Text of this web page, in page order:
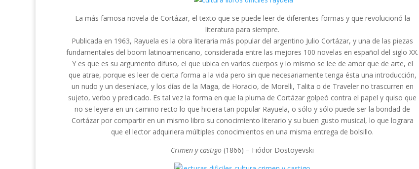
La más famosa novela de Cortázar, el texto que se puede leer de diferentes formas y que revolucionó la
literatura para siempre.
Publicada en 1963, Rayuela es la obra literaria más popular del argentino Julio Cortázar, y una de las piezas
fundamentales del boom latinoamericano, considerada entre las mejores 100 novelas en español del siglo XX.
Y es que es su argumento difuso, el que ubica en varios cuerpos y lo mismo se lee de amor que de arte, el
que atrae, porque es leer de cierta forma a la vida pero sin que necesariamente tenga ésta una introducción,
un nudo y un desenlace, y los días de la Maga, de Horacio, de Morelli, Talita o de Traveler no trascurren en
sujeto, verbo y predicado. Es tal vez la forma en que la pluma de Cortázar golpeó contra el papel y quiso que
no se leyera en un camino recto lo que hiciera tan popular Rayuela, o sólo y sólo puede ser la bondad de
Cortázar por compartir en un mismo libro su conocimiento literario y su buen gusto musical, lo que lograra
que el lector adquiriera múltiples conocimientos en una misma entrega de bolsillo.
Crimen y castigo (1866) – Fiódor Dostoyevski